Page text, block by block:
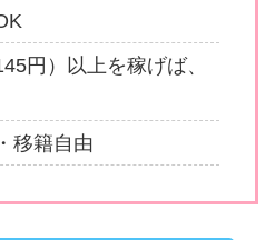
円）以上を稼げば、
移籍自由